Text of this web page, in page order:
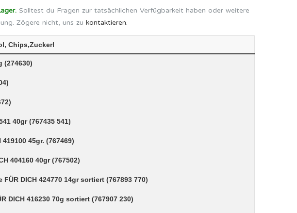
Solltest du Fragen zur tatsächlichen Verfügbarkeit haben oder weitere
Zögere nicht, uns zu kontaktieren.
Chips,Zuckerl
(274630)
40gr (767435 541)
45gr. (767469)
404160 40gr (767502)
DICH 424770 14gr sortiert (767893 770)
DICH 416230 70g sortiert (767907 230)